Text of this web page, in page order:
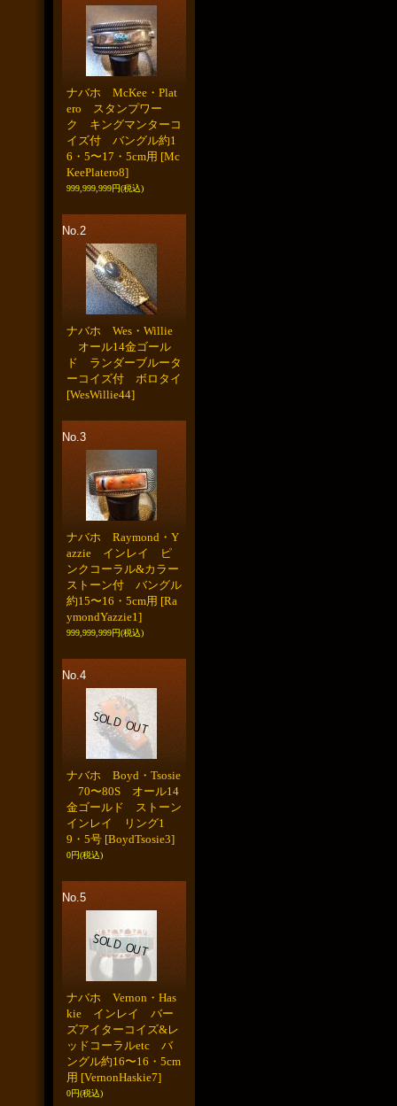
ナバホ McKee・Plat
ero スタンプワー
ク キングマンターコ
イズ付 バングル約1
6・5〜17・5cm用 [Mc
KeePlatero8]
999,999,999円(税込)
No.2
ナバホ Wes・Willie
オール14金ゴール
ド ランダーブルータ
ーコイズ付 ボロタイ
[WesWillie44]
No.3
ナバホ Raymond・Y
azzie インレイ ピ
ンクコーラル&カラー
ストーン付 バングル
約15〜16・5cm用 [Ra
ymondYazzie1]
999,999,999円(税込)
No.4
ナバホ Boyd・Tsosie
70〜80S オール14
金ゴールド ストーン
インレイ リング1
9・5号 [BoydTsosie3]
0円(税込)
No.5
ナバホ Vernon・Has
kie インレイ バー
ズアイターコイズ&レ
ッドコーラルetc バ
ングル約16〜16・5cm
用 [VernonHaskie7]
0円(税込)